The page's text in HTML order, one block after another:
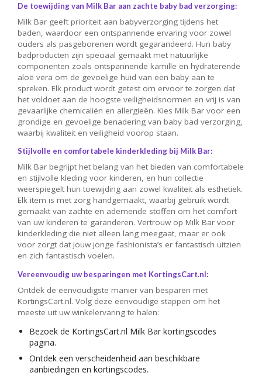
De toewijding van Milk Bar aan zachte baby bad verzorging:
Milk Bar geeft prioriteit aan babyverzorging tijdens het
baden, waardoor een ontspannende ervaring voor zowel
ouders als pasgeborenen wordt gegarandeerd. Hun baby
badproducten zijn speciaal gemaakt met natuurlijke
componenten zoals ontspannende kamille en hydraterende
aloë vera om de gevoelige huid van een baby aan te
spreken. Elk product wordt getest om ervoor te zorgen dat
het voldoet aan de hoogste veiligheidsnormen en vrij is van
gevaarlijke chemicaliën en allergieën. Kies Milk Bar voor een
grondige en gevoelige benadering van baby bad verzorging,
waarbij kwaliteit en veiligheid voorop staan.
Stijlvolle en comfortabele kinderkleding bij Milk Bar:
Milk Bar begrijpt het belang van het bieden van comfortabele
en stijlvolle kleding voor kinderen, en hun collectie
weerspiegelt hun toewijding aan zowel kwaliteit als esthetiek.
Elk item is met zorg handgemaakt, waarbij gebruik wordt
gemaakt van zachte en ademende stoffen om het comfort
van uw kinderen te garanderen. Vertrouw op Milk Bar voor
kinderkleding die niet alleen lang meegaat, maar er ook
voor zorgt dat jouw jonge fashionista’s er fantastisch uitzien
en zich fantastisch voelen.
Vereenvoudig uw besparingen met KortingsCart.nl:
Ontdek de eenvoudigste manier van besparen met
KortingsCart.nl. Volg deze eenvoudige stappen om het
meeste uit uw winkelervaring te halen:
Bezoek de KortingsCart.nl Milk Bar kortingscodes
pagina.
Ontdek een verscheidenheid aan beschikbare
aanbiedingen en kortingscodes.